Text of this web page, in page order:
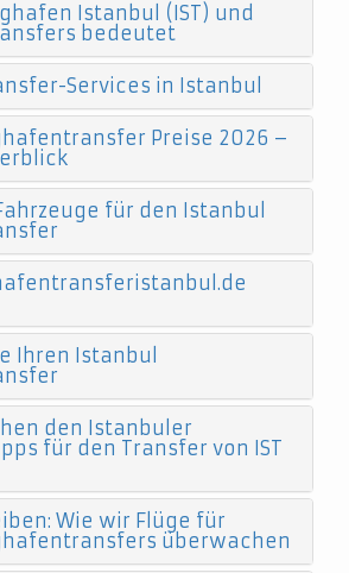
Istanbul (IST) und
bedeutet
Services in Istanbul
Preise 2026 –
für den Istanbul
Ihren Istanbul
den Istanbuler
für den Transfer von IST
Wie wir Flüge für
überwachen